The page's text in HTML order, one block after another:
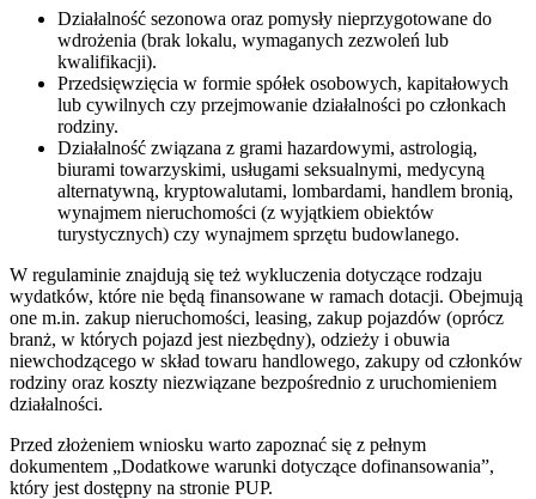
Działalność sezonowa oraz pomysły nieprzygotowane do
wdrożenia (brak lokalu, wymaganych zezwoleń lub
kwalifikacji).
Przedsięwzięcia w formie spółek osobowych, kapitałowych
lub cywilnych czy przejmowanie działalności po członkach
rodziny.
Działalność związana z grami hazardowymi, astrologią,
biurami towarzyskimi, usługami seksualnymi, medycyną
alternatywną, kryptowalutami, lombardami, handlem bronią,
wynajmem nieruchomości (z wyjątkiem obiektów
turystycznych) czy wynajmem sprzętu budowlanego.
W regulaminie znajdują się też wykluczenia dotyczące rodzaju
wydatków, które nie będą finansowane w ramach dotacji. Obejmują
one m.in. zakup nieruchomości, leasing, zakup pojazdów (oprócz
branż, w których pojazd jest niezbędny), odzieży i obuwia
niewchodzącego w skład towaru handlowego, zakupy od członków
rodziny oraz koszty niezwiązane bezpośrednio z uruchomieniem
działalności.
Przed złożeniem wniosku warto zapoznać się z pełnym
dokumentem „Dodatkowe warunki dotyczące dofinansowania”,
który jest dostępny na stronie PUP.